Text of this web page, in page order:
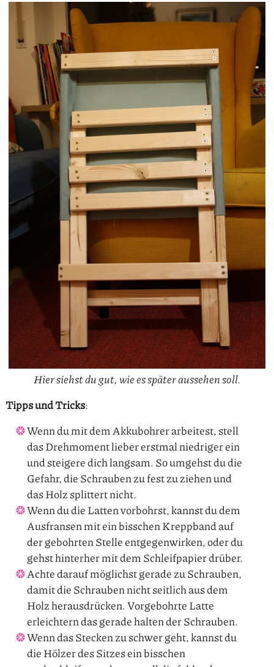
Hier siehst du gut, wie es später aussehen soll.
Tipps und Tricks:
Wenn du mit dem Akkubohrer arbeitest, stell
das Drehmoment lieber erstmal niedriger ein
und steigere dich langsam. So umgehst du die
Gefahr, die Schrauben zu fest zu ziehen und
das Holz splittert nicht.
Wenn du die Latten vorbohrst, kannst du dem
Ausfransen mit ein bisschen Kreppband auf
der gebohrten Stelle entgegenwirken, oder du
gehst hinterher mit dem Schleifpapier drüber.
Achte darauf möglichst gerade zu Schrauben,
damit die Schrauben nicht seitlich aus dem
Holz herausdrücken. Vorgebohrte Latte
erleichtern das gerade halten der Schrauben.
Wenn das Stecken zu schwer geht, kannst du
die Hölzer des Sitzes ein bisschen